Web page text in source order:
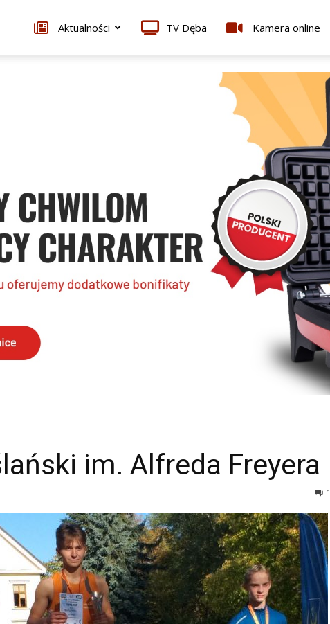
Aktualności TV Dęba Kamera online
im. Alfreda Freyera
1